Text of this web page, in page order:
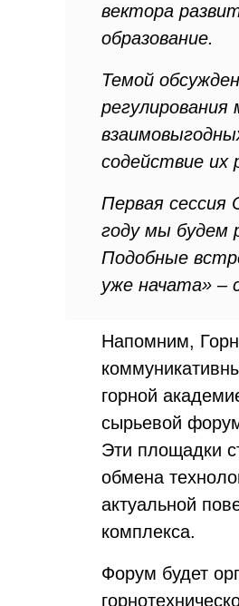
вектора
образование.
Темой
регулирования
содействие их
Первая сессия
году мы будем
Подобные
уже начата» –
Напомним,
горной
сырьевой
Эти площадки
обмена
актуальной
комплекса.
Форум будет